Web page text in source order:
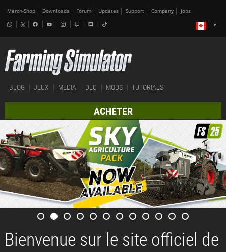
Merch-Shop Downloads Forum Updates Support Company Jobs
BLOG JEUX MEDIA DLC MODS TUTORIALS
ACHETER
Bienvenue sur le site officiel de